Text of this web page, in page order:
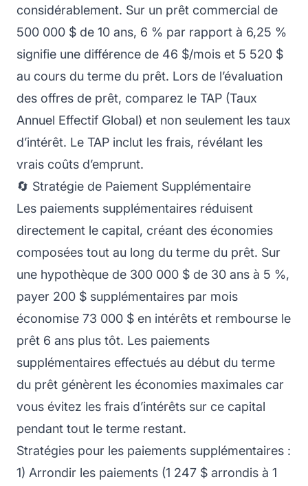
considérablement. Sur un prêt commercial de
500 000 $ de 10 ans, 6 % par rapport à 6,25 %
signifie une différence de 46 $/mois et 5 520 $
au cours du terme du prêt. Lors de l’évaluation
des offres de prêt, comparez le TAP (Taux
Annuel Effectif Global) et non seulement les taux
d’intérêt. Le TAP inclut les frais, révélant les
vrais coûts d’emprunt.
🔄 Stratégie de Paiement Supplémentaire
Les paiements supplémentaires réduisent
directement le capital, créant des économies
composées tout au long du terme du prêt. Sur
une hypothèque de 300 000 $ de 30 ans à 5 %,
payer 200 $ supplémentaires par mois
économise 73 000 $ en intérêts et rembourse le
prêt 6 ans plus tôt. Les paiements
supplémentaires effectués au début du terme
du prêt génèrent les économies maximales car
vous évitez les frais d’intérêts sur ce capital
pendant tout le terme restant.
Stratégies pour les paiements supplémentaires :
1) Arrondir les paiements (1 247 $ arrondis à 1